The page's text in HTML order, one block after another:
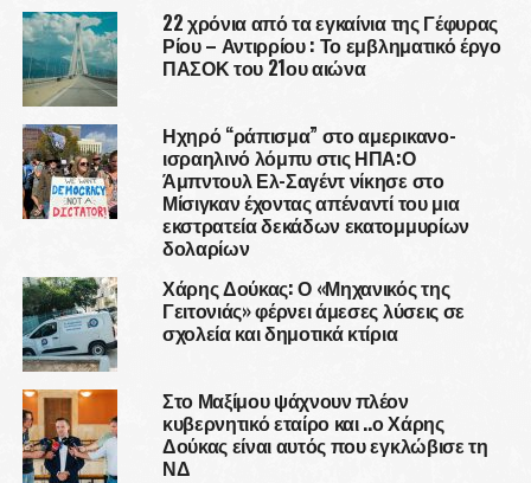
22 χρόνια από τα εγκαίνια της Γέφυρας
Ρίου – Αντιρρίου : Το εμβληματικό έργο
ΠΑΣΟΚ του 21ου αιώνα
Ηχηρό “ράπισμα” στο αμερικανο-
ισραηλινό λόμπυ στις ΗΠΑ:Ο
Άμπντουλ Ελ-Σαγέντ νίκησε στο
Μίσιγκαν έχοντας απέναντί του μια
εκστρατεία δεκάδων εκατομμυρίων
δολαρίων
Χάρης Δούκας: Ο «Μηχανικός της
Γειτονιάς» φέρνει άμεσες λύσεις σε
σχολεία και δημοτικά κτίρια
Στο Μαξίμου ψάχνουν πλέον
κυβερνητικό εταίρο και ..ο Χάρης
Δούκας είναι αυτός που εγκλώβισε τη
ΝΔ